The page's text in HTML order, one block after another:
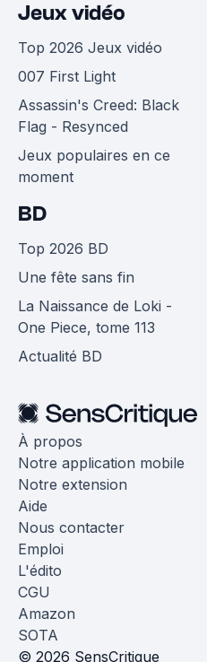
Jeux vidéo
Top 2026 Jeux vidéo
007 First Light
Assassin's Creed: Black
Flag - Resynced
Jeux populaires en ce
moment
BD
Top 2026 BD
Une fête sans fin
La Naissance de Loki -
One Piece, tome 113
Actualité BD
À propos
Notre application mobile
Notre extension
Aide
Nous contacter
Emploi
L'édito
CGU
Amazon
SOTA
© 2026 SensCritique